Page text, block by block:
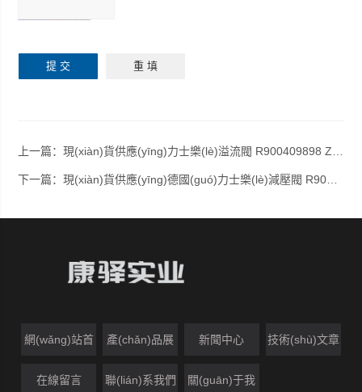
上一篇：現(xiàn)貨供應(yīng)力士樂(lè)溢流閥 R900409898 ZDB 6 VP2-4X/315V
下一篇：現(xiàn)貨供應(yīng)德國(guó)力士樂(lè)減壓閥 R900483787 ZDR 6 DP2-4X/150YM
網(wǎng)站首
頁(yè)
產(chǎn)品展 新聞中心 技術(shù)文章
在線留言 聯(lián)系我們 關(guān)于我